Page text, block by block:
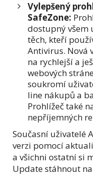
Vylepšený
SafeZone:
dostupný všem
těch, kteří
Antivirus. Nová
na rychlejší a
webových
soukromí
line nákupů a
Prohlížeč také
nepříjemných
Současní uživatelé
verzi pomocí
a všichni ostatní si
Update stáhnout na